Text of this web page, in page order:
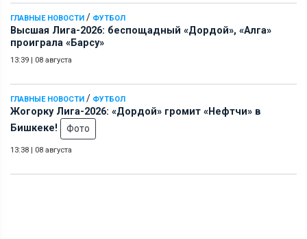
ГЛАВНЫЕ НОВОСТИ / ФУТБОЛ
Высшая Лига-2026: беспощадный «Дордой», «Алга»
проиграла «Барсу»
13:39 | 08 августа
ГЛАВНЫЕ НОВОСТИ / ФУТБОЛ
Жогорку Лига-2026: «Дордой» громит «Нефтчи» в
Бишкеке!
Фото
13:38 | 08 августа